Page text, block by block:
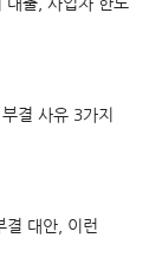
대출, 사업자 한도
결 사유 3가지
결 대안, 이런